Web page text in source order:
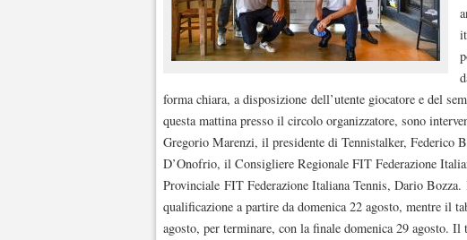
forma chiara, a disposizione dell’utente giocatore e del
questa mattina presso il circolo organizzatore, sono
Gregorio Marenzi, il presidente di Tennistalker, Federico
D’Onofrio, il Consigliere Regionale FIT Federazione
Provinciale FIT Federazione Italiana Tennis, Dario
qualificazione a partire da domenica 22 agosto, mentre il
agosto, per terminare, con la finale domenica 29 agosto.